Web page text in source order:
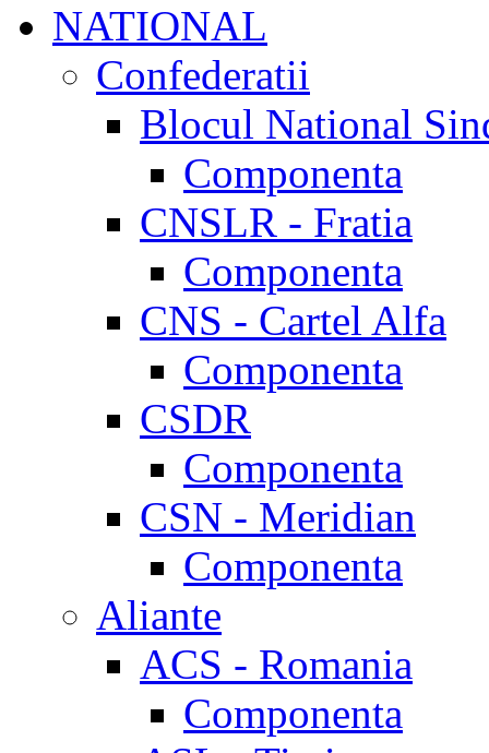
NATIONAL
Confederatii
Blocul National
Componenta
CNSLR - Fratia
Componenta
CNS - Cartel Alfa
Componenta
CSDR
Componenta
CSN - Meridian
Componenta
Aliante
ACS - Romania
Componenta